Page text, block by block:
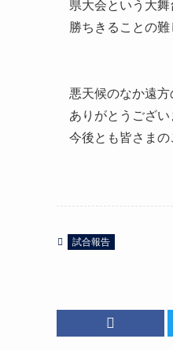
県大会という大
勝ちきることの
悪天候のなか遠
ありがとうござい
今後とも皆さまの
試合報告